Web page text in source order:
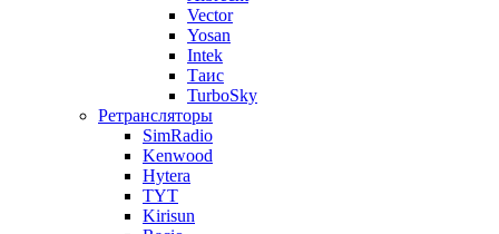
Vector
Yosan
Intek
Таис
TurboSky
Ретрансляторы
SimRadio
Kenwood
Hytera
TYT
Kirisun